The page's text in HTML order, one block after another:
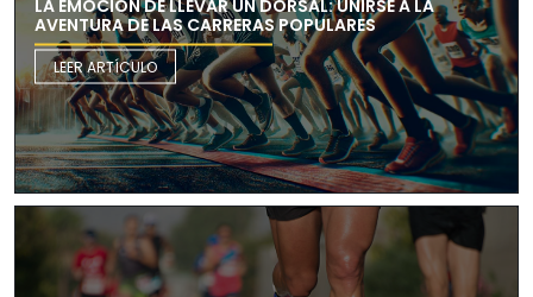
LA EMOCIÓN DE LLEVAR UN DORSAL: UNIRSE A LA
AVENTURA DE LAS CARRERAS POPULARES
LEER ARTÍCULO